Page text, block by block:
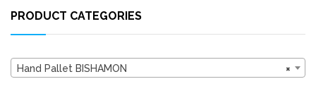
PRODUCT CATEGORIES
×
Hand Pallet BISHAMON